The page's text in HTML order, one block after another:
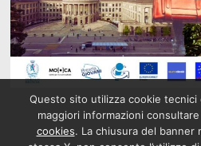
Questo sito utilizza cookie
maggiori informazioni
cookies. La chiusura del banner